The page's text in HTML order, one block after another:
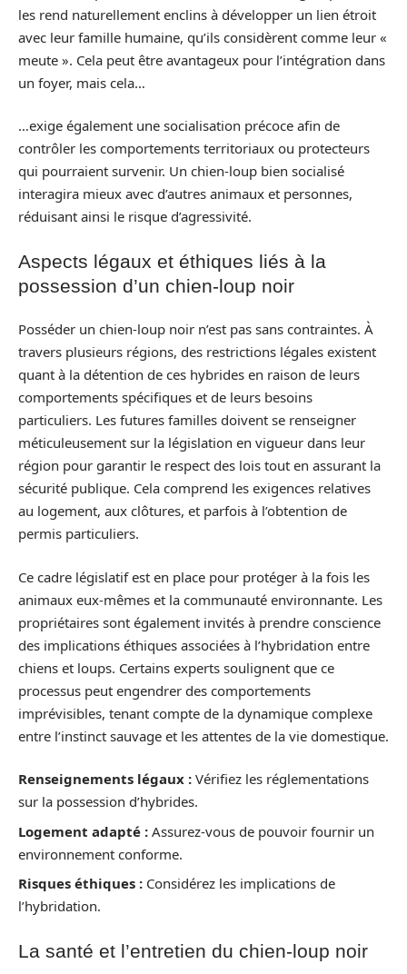
les rend naturellement enclins à développer un lien étroit
avec leur famille humaine, qu’ils considèrent comme leur «
meute ». Cela peut être avantageux pour l’intégration dans
un foyer, mais cela…
…exige également une socialisation précoce afin de
contrôler les comportements territoriaux ou protecteurs
qui pourraient survenir. Un chien-loup bien socialisé
interagira mieux avec d’autres animaux et personnes,
réduisant ainsi le risque d’agressivité.
Aspects légaux et éthiques liés à la
possession d’un chien-loup noir
Posséder un chien-loup noir n’est pas sans contraintes. À
travers plusieurs régions, des restrictions légales existent
quant à la détention de ces hybrides en raison de leurs
comportements spécifiques et de leurs besoins
particuliers. Les futures familles doivent se renseigner
méticuleusement sur la législation en vigueur dans leur
région pour garantir le respect des lois tout en assurant la
sécurité publique. Cela comprend les exigences relatives
au logement, aux clôtures, et parfois à l’obtention de
permis particuliers.
Ce cadre législatif est en place pour protéger à la fois les
animaux eux-mêmes et la communauté environnante. Les
propriétaires sont également invités à prendre conscience
des implications éthiques associées à l’hybridation entre
chiens et loups. Certains experts soulignent que ce
processus peut engendrer des comportements
imprévisibles, tenant compte de la dynamique complexe
entre l’instinct sauvage et les attentes de la vie domestique.
Renseignements légaux : Vérifiez les réglementations
sur la possession d’hybrides.
Logement adapté : Assurez-vous de pouvoir fournir un
environnement conforme.
Risques éthiques : Considérez les implications de
l’hybridation.
La santé et l’entretien du chien-loup noir